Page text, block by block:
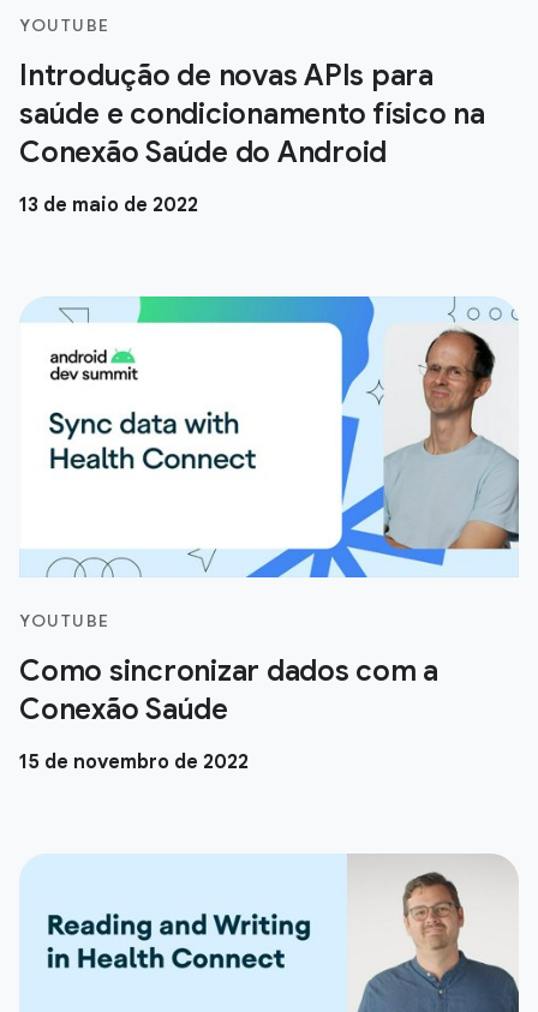
YOUTUBE
Introdução de novas APIs para
saúde e condicionamento físico na
Conexão Saúde do Android
13 de maio de 2022
YOUTUBE
Como sincronizar dados com a
Conexão Saúde
15 de novembro de 2022